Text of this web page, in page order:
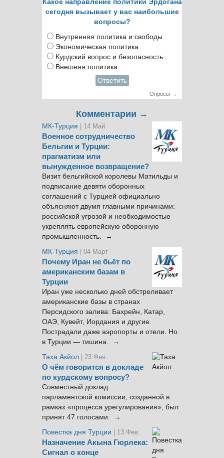
Какое направление политики Эрдогана
сегодня вызывает у вас наибольшие
вопросы?
Внутренняя политика и свободы
Экономическая политика
Курдский вопрос и безопасность
Внешняя политика
Ответить
Опросы →
Комментарии →
МК-Турция | 14 Май
Военное сотрудничество
Бельгии и Турции:
прагматизм или
вынужденное возвращение?
Визит бельгийской королевы Матильды и
подписание девяти оборонных
соглашений с Турцией официально
объясняют двумя главными причинами:
российской угрозой и необходимостью
укреплять европейскую оборонную
промышленность. →
МК-Турция
| 04 Март
Почему Иран не бьёт по
американским базам в
Турции
Иран уже несколько дней обстреливает
американские базы в странах
Персидского залива: Бахрейн, Катар,
ОАЭ, Кувейт, Иордания и другие.
Пострадали даже аэропорты и отели. Но
в Турции — тишина. →
Таха Акйол | 23 Фев.
О чём говорится в докладе
по курдскому вопросу?
Совместный доклад
парламентской комиссии, созданной в
рамках «процесса урегулирования», был
принят 47 голосами. →
Повестка дня Турции
| 13 Фев.
Назначение Акына Гюрлека:
Сигнал о конце